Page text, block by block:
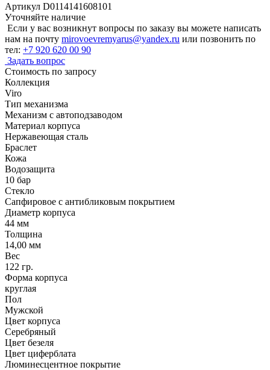
Артикул D0114141608101
Уточняйте наличие
Если у вас возникнут вопросы по заказу вы можете написать
нам на почту mirovoevremyarus@yandex.ru или позвонить по
тел: +7 920 620 00 90
Задать вопрос
Стоимость по запросу
Коллекция
Viro
Тип механизма
Механизм с автоподзаводом
Материал корпуса
Нержавеющая сталь
Браслет
Кожа
Водозащита
10 бар
Стекло
Сапфировое с антибликовым покрытием
Диаметр корпуса
44 мм
Толщина
14,00 мм
Вес
122 гр.
Форма корпуса
круглая
Пол
Мужской
Цвет корпуса
Серебряный
Цвет безеля
Цвет циферблата
Люминесцентное покрытие